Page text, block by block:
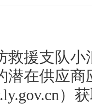
救援支队
潜在供应
）